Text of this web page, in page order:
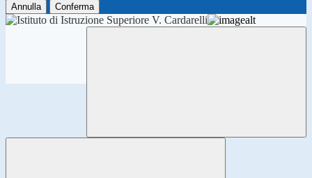
Annulla Conferma